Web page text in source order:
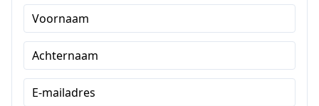
Voornaam
Achternaam
E-mailadres